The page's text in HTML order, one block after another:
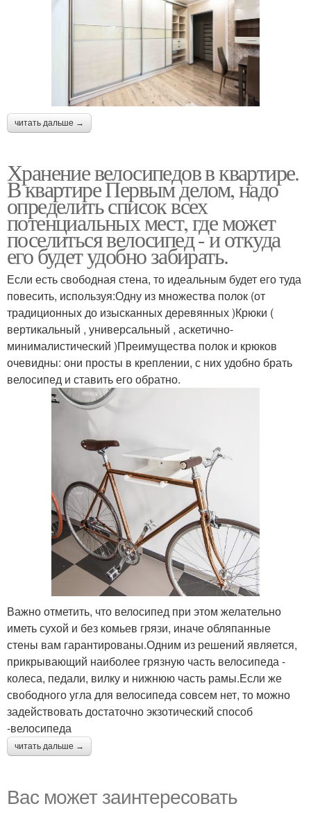
читать дальше →
Хранение велосипедов в квартире.
В квартире Первым делом, надо
определить список всех
потенциальных мест, где может
поселиться велосипед - и откуда
его будет удобно забирать.
Если есть свободная стена, то идеальным будет его туда
повесить, используя:Одну из множества полок (от
традиционных до изысканных деревянных )Крюки (
вертикальный , универсальный , аскетично-
минималистический )Преимущества полок и крюков
очевидны: они просты в креплении, с них удобно брать
велосипед и ставить его обратно.
Важно отметить, что велосипед при этом желательно
иметь сухой и без комьев грязи, иначе обляпанные
стены вам гарантированы.Одним из решений является,
прикрывающий наиболее грязную часть велосипеда -
колеса, педали, вилку и нижнюю часть рамы.Если же
свободного угла для велосипеда совсем нет, то можно
задействовать достаточно экзотический способ
-велосипеда
читать дальше →
Вас может заинтересовать